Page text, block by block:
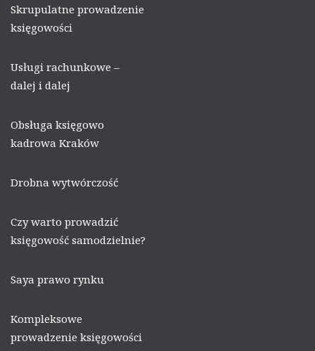
Skrupulatne prowadzenie
księgowości
Usługi rachunkowe –
dalej i dalej
Obsługa księgowo
kadrowa Kraków
Drobna wytwórczość
Czy warto prowadzić
księgowość samodzielnie?
Saya prawo rynku
Kompleksowe
prowadzenie księgowości